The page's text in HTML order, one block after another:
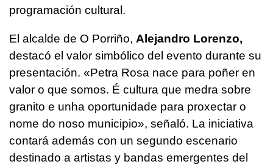
programación cultural.
El alcalde de O Porriño, Alejandro Lorenzo,
destacó el valor simbólico del evento durante su
presentación. «Petra Rosa nace para poñer en
valor o que somos. É cultura que medra sobre
granito e unha oportunidade para proxectar o
nome do noso municipio», señaló. La iniciativa
contará además con un segundo escenario
destinado a artistas y bandas emergentes del